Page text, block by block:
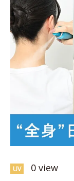
UV 0 view